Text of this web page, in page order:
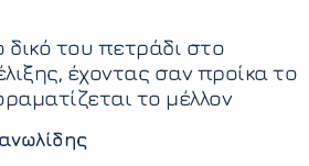
δικό του πετράδι στο
έχοντας σαν προίκα το
το μέλλον